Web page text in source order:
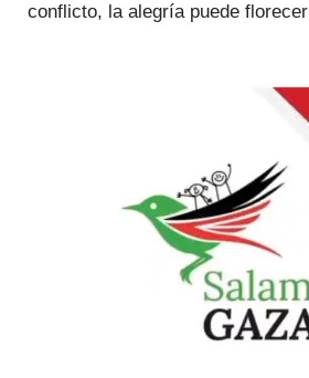
conflicto, la alegría puede florecer